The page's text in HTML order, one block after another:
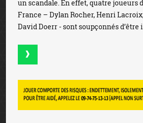
un scandale. En effet, quatre joueurs
France – Dylan Rocher, Henri
David Doerr - sont soupçonnés d’être